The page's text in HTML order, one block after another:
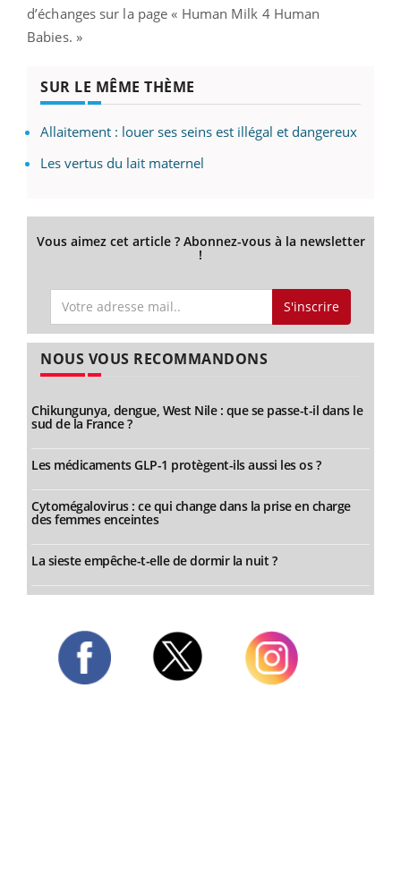
d’échanges sur la page « Human Milk 4 Human
Babies. »
SUR LE MÊME THÈME
Allaitement : louer ses seins est illégal et dangereux
Les vertus du lait maternel
Vous aimez cet article ? Abonnez-vous à la newsletter
!
S'inscrire
NOUS VOUS RECOMMANDONS
Chikungunya, dengue, West Nile : que se passe-t-il dans le
sud de la France ?
Les médicaments GLP-1 protègent-ils aussi les os ?
Cytomégalovirus : ce qui change dans la prise en charge
des femmes enceintes
La sieste empêche-t-elle de dormir la nuit ?